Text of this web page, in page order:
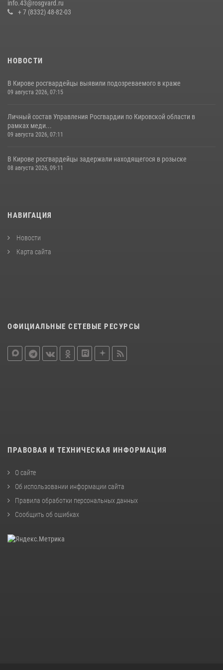
21 июля 2026, 08:20
info.43@rosgvard.ru
+ 7 (8332) 48-82-03
НОВОСТИ
В Кирове росгвардейцы выявили подозреваемого в краже
09 августа 2026, 07:15
Личный состав Управления Росгвардии по Кировской области в
рамках меди...
09 августа 2026, 07:11
В Кирове росгвардейцы задержали находящегося в розыске
08 августа 2026, 09:11
НАВИГАЦИЯ
Новости
Карта сайта
ОФИЦИАЛЬНЫЕ СЕТЕВЫЕ РЕСУРСЫ
ПРАВОВАЯ И ТЕХНИЧЕСКАЯ ИНФОРМАЦИЯ
О сайте
Об использовании информации сайта
Правила обработки персональных данных
Сообщить об ошибках